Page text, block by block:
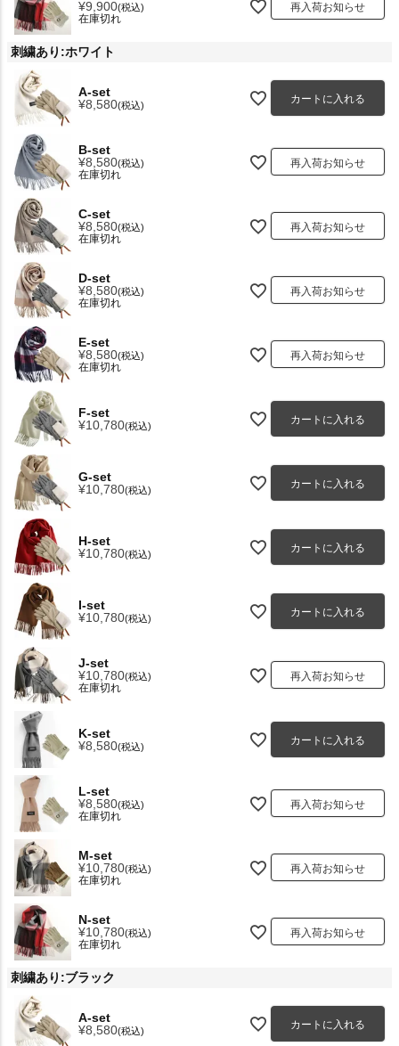
¥9,900 税込
在庫切れ
再入荷お知らせ
刺繍あり:ホワイト
A-set
¥8,580 税込 カートに入れる
B-set
¥8,580 税込
在庫切れ
再入荷お知らせ
C-set
¥8,580 税込
在庫切れ
再入荷お知らせ
D-set
¥8,580 税込
在庫切れ
再入荷お知らせ
E-set
¥8,580 税込
在庫切れ
再入荷お知らせ
F-set
¥10,780 税込 カートに入れる
G-set
¥10,780 税込 カートに入れる
H-set
¥10,780 税込 カートに入れる
I-set
¥10,780 税込 カートに入れる
J-set
¥10,780 税込
在庫切れ
再入荷お知らせ
K-set
¥8,580 税込 カートに入れる
L-set
¥8,580 税込
在庫切れ
再入荷お知らせ
M-set
¥10,780 税込
在庫切れ
再入荷お知らせ
N-set
¥10,780 税込
在庫切れ
再入荷お知らせ
刺繍あり:ブラック
A-set
¥8,580 税込 カートに入れる